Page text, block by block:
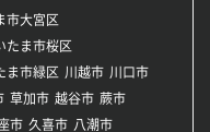
市大宮区
たま市桜区
ま市緑区 川越市 川口市
草加市 越谷市 蕨市
市 久喜市 八潮市